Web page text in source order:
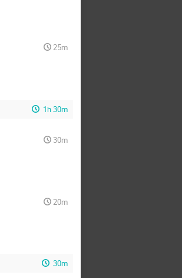
25m
1h 30m
30m
20m
30m